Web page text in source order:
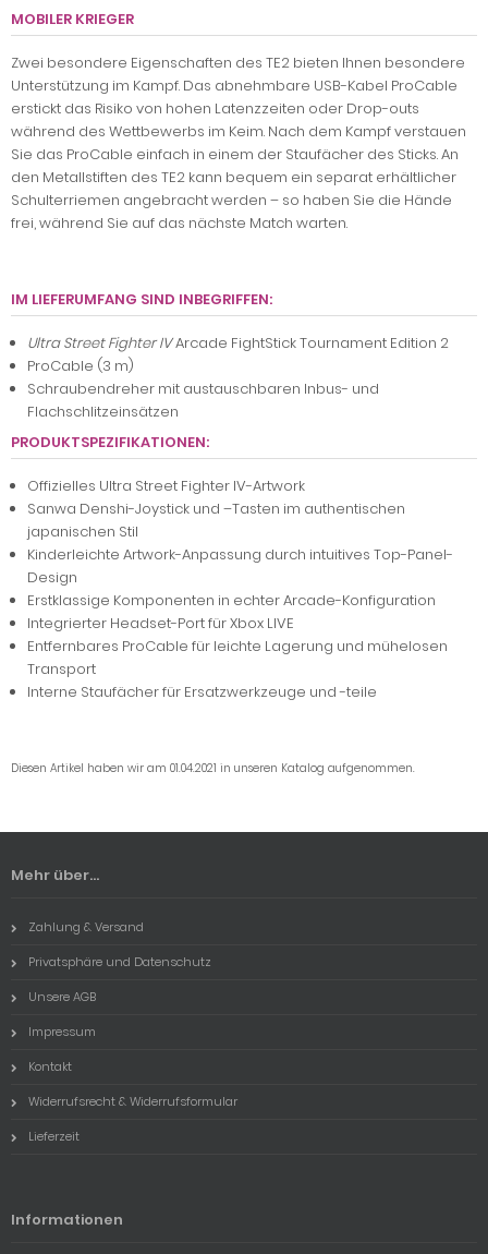
MOBILER KRIEGER
Zwei besondere Eigenschaften des TE2 bieten Ihnen besondere
Unterstützung im Kampf. Das abnehmbare USB-Kabel ProCable
erstickt das Risiko von hohen Latenzzeiten oder Drop-outs
während des Wettbewerbs im Keim. Nach dem Kampf verstauen
Sie das ProCable einfach in einem der Staufächer des Sticks. An
den Metallstiften des TE2 kann bequem ein separat erhältlicher
Schulterriemen angebracht werden – so haben Sie die Hände
frei, während Sie auf das nächste Match warten.
IM LIEFERUMFANG SIND INBEGRIFFEN:
Ultra Street Fighter IVArcade FightStick Tournament Edition 2
ProCable (3 m)
Schraubendreher mit austauschbaren Inbus- und
Flachschlitzeinsätzen
PRODUKTSPEZIFIKATIONEN:
Offizielles Ultra Street Fighter IV-Artwork
Sanwa Denshi-Joystick und –Tasten im authentischen
japanischen Stil
Kinderleichte Artwork-Anpassung durch intuitives Top-Panel-
Design
Erstklassige Komponenten in echter Arcade-Konfiguration
Integrierter Headset-Port für Xbox LIVE
Entfernbares ProCable für leichte Lagerung und mühelosen
Transport
Interne Staufächer für Ersatzwerkzeuge und -teile
Diesen Artikel haben wir am 01.04.2021 in unseren Katalog aufgenommen.
Mehr über...
Zahlung & Versand
Privatsphäre und Datenschutz
Unsere AGB
Impressum
Kontakt
Widerrufsrecht & Widerrufsformular
Lieferzeit
Informationen